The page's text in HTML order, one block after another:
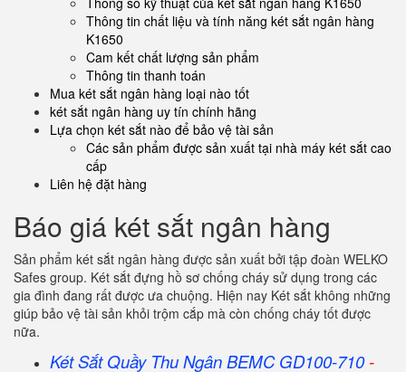
Thông tin chất liệu và tính năng két sắt ngân hàng
K1650
Cam kết chất lượng sản phẩm
Thông tin thanh toán
Mua két sắt ngân hàng loại nào tốt
két sắt ngân hàng uy tín chính hãng
Lựa chọn két sắt nào để bảo vệ tài sản
Các sản phẩm được sản xuất tại nhà máy két sắt cao
cấp
Liên hệ đặt hàng
Báo giá két sắt ngân hàng
Sản phẩm két sắt ngân hàng được sản xuất bởi tập đoàn WELKO
Safes group. Két sắt đựng hồ sơ chống cháy sử dụng trong các
gia đình đang rất được ưa chuộng. Hiện nay Két sắt không những
giúp bảo vệ tài sản khỏi trộm cắp mà còn chống cháy tốt được
nữa.
Két Sắt Quầy Thu Ngân BEMC GD100-710-